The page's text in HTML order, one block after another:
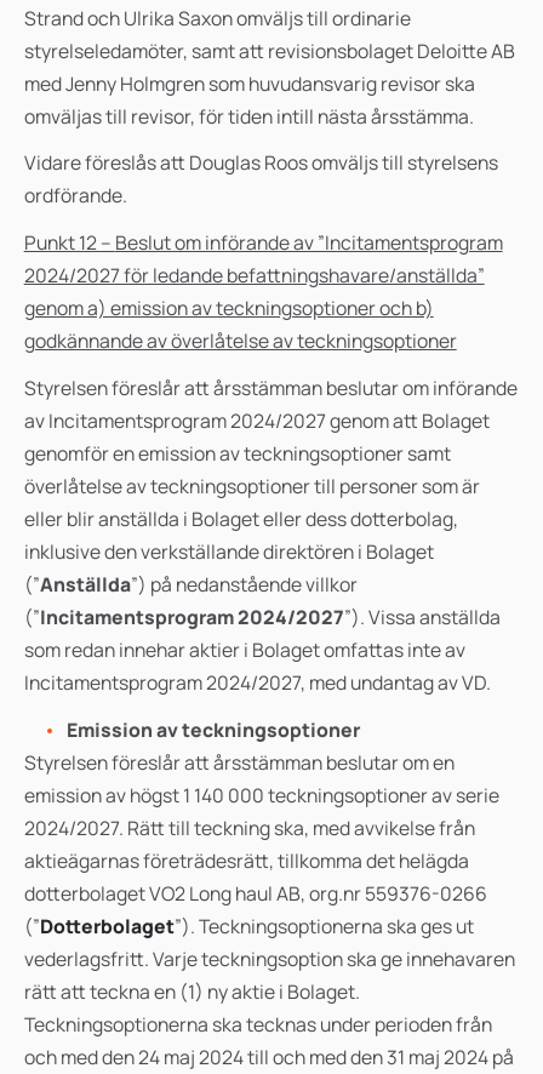
Strand och Ulrika Saxon omväljs till ordinarie
styrelseledamöter, samt att revisionsbolaget Deloitte AB
med Jenny Holmgren som huvudansvarig revisor ska
omväljas till revisor, för tiden intill nästa årsstämma.
Vidare föreslås att Douglas Roos omväljs till styrelsens
ordförande.
Punkt 12 – Beslut om införande av ”Incitamentsprogram
2024/2027 för ledande befattningshavare/anställda”
genom a) emission av teckningsoptioner och b)
godkännande av överlåtelse av teckningsoptioner
Styrelsen föreslår att årsstämman beslutar om införande
av Incitamentsprogram 2024/2027 genom att Bolaget
genomför en emission av teckningsoptioner samt
överlåtelse av teckningsoptioner till personer som är
eller blir anställda i Bolaget eller dess dotterbolag,
inklusive den verkställande direktören i Bolaget
(”Anställda”) på nedanstående villkor
(”Incitamentsprogram 2024/2027”). Vissa anställda
som redan innehar aktier i Bolaget omfattas inte av
Incitamentsprogram 2024/2027, med undantag av VD.
Emission av teckningsoptioner
Styrelsen föreslår att årsstämman beslutar om en
emission av högst1 140 000 teckningsoptioner av serie
2024/2027. Rätt till teckning ska, med avvikelse från
aktieägarnas företrädesrätt, tillkomma det helägda
dotterbolaget VO2 Long haul AB, org.nr 559376-0266
(”Dotterbolaget”). Teckningsoptionerna ska ges ut
vederlagsfritt. Varje teckningsoption ska ge innehavaren
rätt att teckna en (1) ny aktie i Bolaget.
Teckningsoptionerna ska tecknas under perioden från
och med den 24 maj 2024 till och med den 31 maj 2024 på